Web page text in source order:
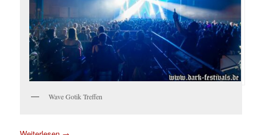
Wave Gotik Treffen